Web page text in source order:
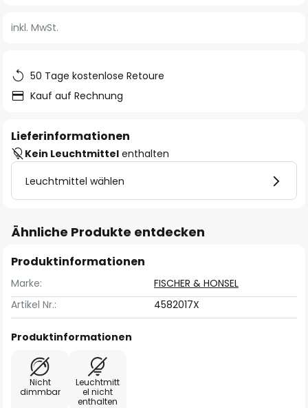
springen
inkl. MwSt.
50 Tage kostenlose Retoure
Kauf auf Rechnung
Lieferinformationen
Kein Leuchtmittel enthalten
Leuchtmittel wählen
Ähnliche Produkte entdecken
Produktinformationen
Marke:
FISCHER & HONSEL
Artikel Nr.:
4582017X
Produktinformationen
Nicht
dimmbar
Leuchtmitt
el nicht
enthalten